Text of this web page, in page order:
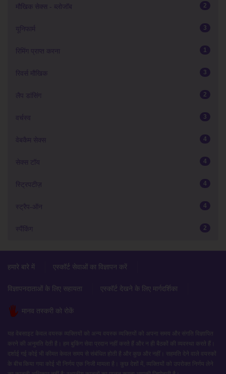
मौखिक सेक्स - ब्लोजॉब 2
यूनिफार्म 3
रिमिंग प्राप्त करना 1
रिवर्स मौखिक 3
लैप डांसिंग 2
वर्चस्व 3
वेबकैम सेक्स 4
सेक्स टॉय 4
स्ट्रिपटीज़ 4
स्ट्रैप-ऑन 4
स्पैंकिंग 2
हमारे बारे में एस्कॉर्ट सेवाओं का विज्ञापन करें
विज्ञापनदाताओं के लिए सहायता एस्कॉर्ट देखने के लिए मार्गदर्शिका
मानव तस्करी को रोकें
यह वेबसाइट केवल वयस्क व्यक्तियों को अन्य वयस्क व्यक्तियों को अपना समय और संगति विज्ञापित
करने की अनुमति देती है। हम बुकिंग सेवा प्रदान नहीं करते हैं और न ही बैठकों की व्यवस्था करते हैं।
दर्शाई गई कोई भी कीमत केवल समय से संबंधित होती है और कुछ और नहीं। सहमति देने वाले वयस्कों
के बीच किया गया कोई भी निर्णय एक निजी मामला है। कुछ देशों में, व्यक्तियों को उपरोक्त निर्णय लेने